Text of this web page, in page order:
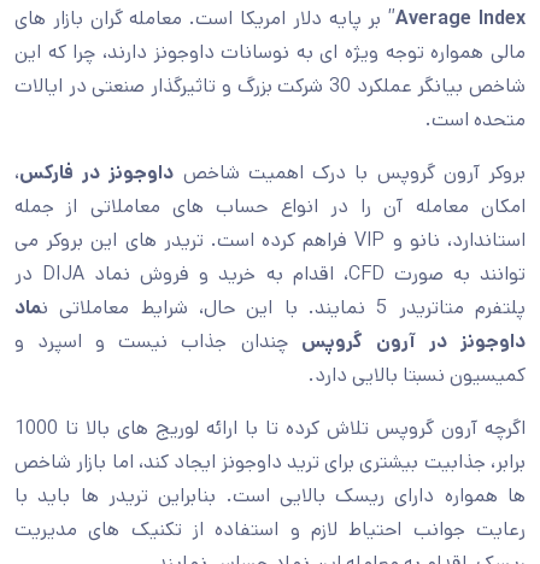
Average Index” بر پایه دلار امریکا است. معامله گران بازار های
مالی همواره توجه ویژه ای به نوسانات داوجونز دارند، چرا که این
شاخص بیانگر عملکرد 30 شرکت بزرگ و تاثیرگذار صنعتی در ایالات
متحده است.
بروکر آرون گروپس با درک اهمیت شاخص داوجونز در فارکس،
امکان معامله آن را در انواع حساب های معاملاتی از جمله
استاندارد، نانو و VIP فراهم کرده است. تریدر های این بروکر می
توانند به صورت CFD، اقدام به خرید و فروش نماد DIJA در
پلتفرم متاتریدر 5 نمایند. با این حال، شرایط معاملاتی
نماد
داوجونز در آرون گروپس چندان جذاب نیست و اسپرد و
کمیسیون نسبتا بالایی دارد.
اگرچه آرون گروپس تلاش کرده تا با ارائه لوریج های بالا تا 1000
برابر، جذابیت بیشتری برای ترید داوجونز ایجاد کند، اما بازار شاخص
ها همواره دارای ریسک بالایی است. بنابراین تریدر ها باید با
رعایت جوانب احتیاط لازم و استفاده از تکنیک های مدیریت